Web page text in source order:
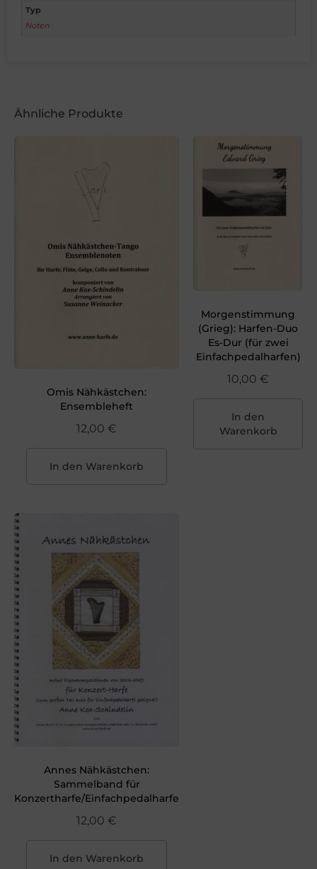
Typ
Noten
Ähnliche Produkte
Omis Nähkästchen:
Ensembleheft
12,00 €
In den Warenkorb
Morgenstimmung
(Grieg): Harfen-Duo
Es-Dur (für zwei
Einfachpedalharfen)
10,00 €
In den
Warenkorb
Annes Nähkästchen:
Sammelband für
Konzertharfe/Einfachpedalharfe
12,00 €
In den Warenkorb